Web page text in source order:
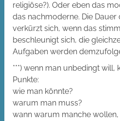
religiöse?). Oder eben das
das nachmoderne. Die Dauer
verkürzt sich, wenn das
beschleunigt sich, die
Aufgaben werden
***) wenn man unbedingt will,
Punkte:
wie man könnte?
warum man muss?
wann warum manche